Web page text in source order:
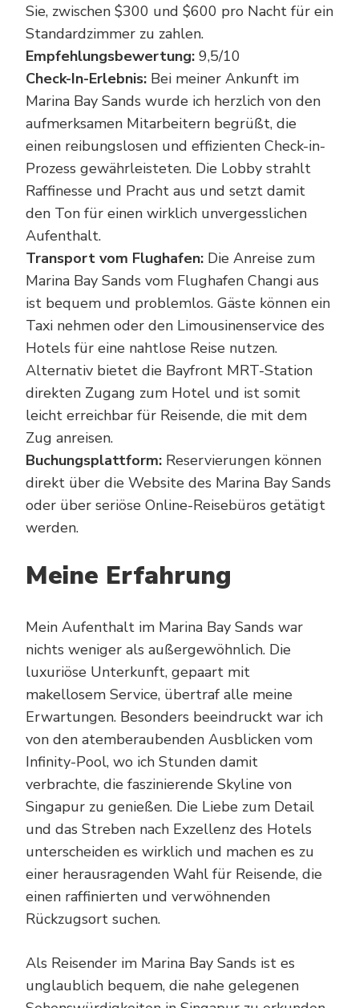
Sie, zwischen $300 und $600 pro Nacht für ein
Standardzimmer zu zahlen.
Empfehlungsbewertung: 9,5/10
Check-In-Erlebnis: Bei meiner Ankunft im
Marina Bay Sands wurde ich herzlich von den
aufmerksamen Mitarbeitern begrüßt, die
einen reibungslosen und effizienten Check-in-
Prozess gewährleisteten. Die Lobby strahlt
Raffinesse und Pracht aus und setzt damit
den Ton für einen wirklich unvergesslichen
Aufenthalt.
Transport vom Flughafen: Die Anreise zum
Marina Bay Sands vom Flughafen Changi aus
ist bequem und problemlos. Gäste können ein
Taxi nehmen oder den Limousinenservice des
Hotels für eine nahtlose Reise nutzen.
Alternativ bietet die Bayfront MRT-Station
direkten Zugang zum Hotel und ist somit
leicht erreichbar für Reisende, die mit dem
Zug anreisen.
Buchungsplattform: Reservierungen können
direkt über die Website des Marina Bay Sands
oder über seriöse Online-Reisebüros getätigt
werden.
Meine Erfahrung
Mein Aufenthalt im Marina Bay Sands war
nichts weniger als außergewöhnlich. Die
luxuriöse Unterkunft, gepaart mit
makellosem Service, übertraf alle meine
Erwartungen. Besonders beeindruckt war ich
von den atemberaubenden Ausblicken vom
Infinity-Pool, wo ich Stunden damit
verbrachte, die faszinierende Skyline von
Singapur zu genießen. Die Liebe zum Detail
und das Streben nach Exzellenz des Hotels
unterscheiden es wirklich und machen es zu
einer herausragenden Wahl für Reisende, die
einen raffinierten und verwöhnenden
Rückzugsort suchen.
Als Reisender im Marina Bay Sands ist es
unglaublich bequem, die nahe gelegenen